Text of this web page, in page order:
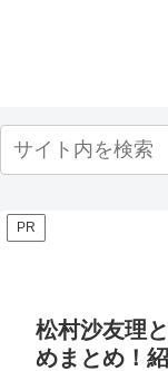
PR
松村沙友理
めまとめ！